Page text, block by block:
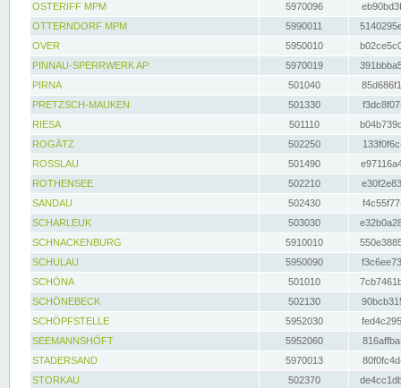
OSTERIFF MPM
5970096
OTTERNDORF MPM
5990011
OVER
5950010
PINNAU-SPERRWERK AP
5970019
PIRNA
501040
PRETZSCH-MAUKEN
501330
RIESA
501110
ROGÄTZ
502250
ROSSLAU
501490
ROTHENSEE
502210
SANDAU
502430
SCHARLEUK
503030
SCHNACKENBURG
5910010
SCHULAU
5950090
SCHÖNA
501010
SCHÖNEBECK
502130
SCHÖPFSTELLE
5952030
SEEMANNSHÖFT
5952060
STADERSAND
5970013
STORKAU
502370